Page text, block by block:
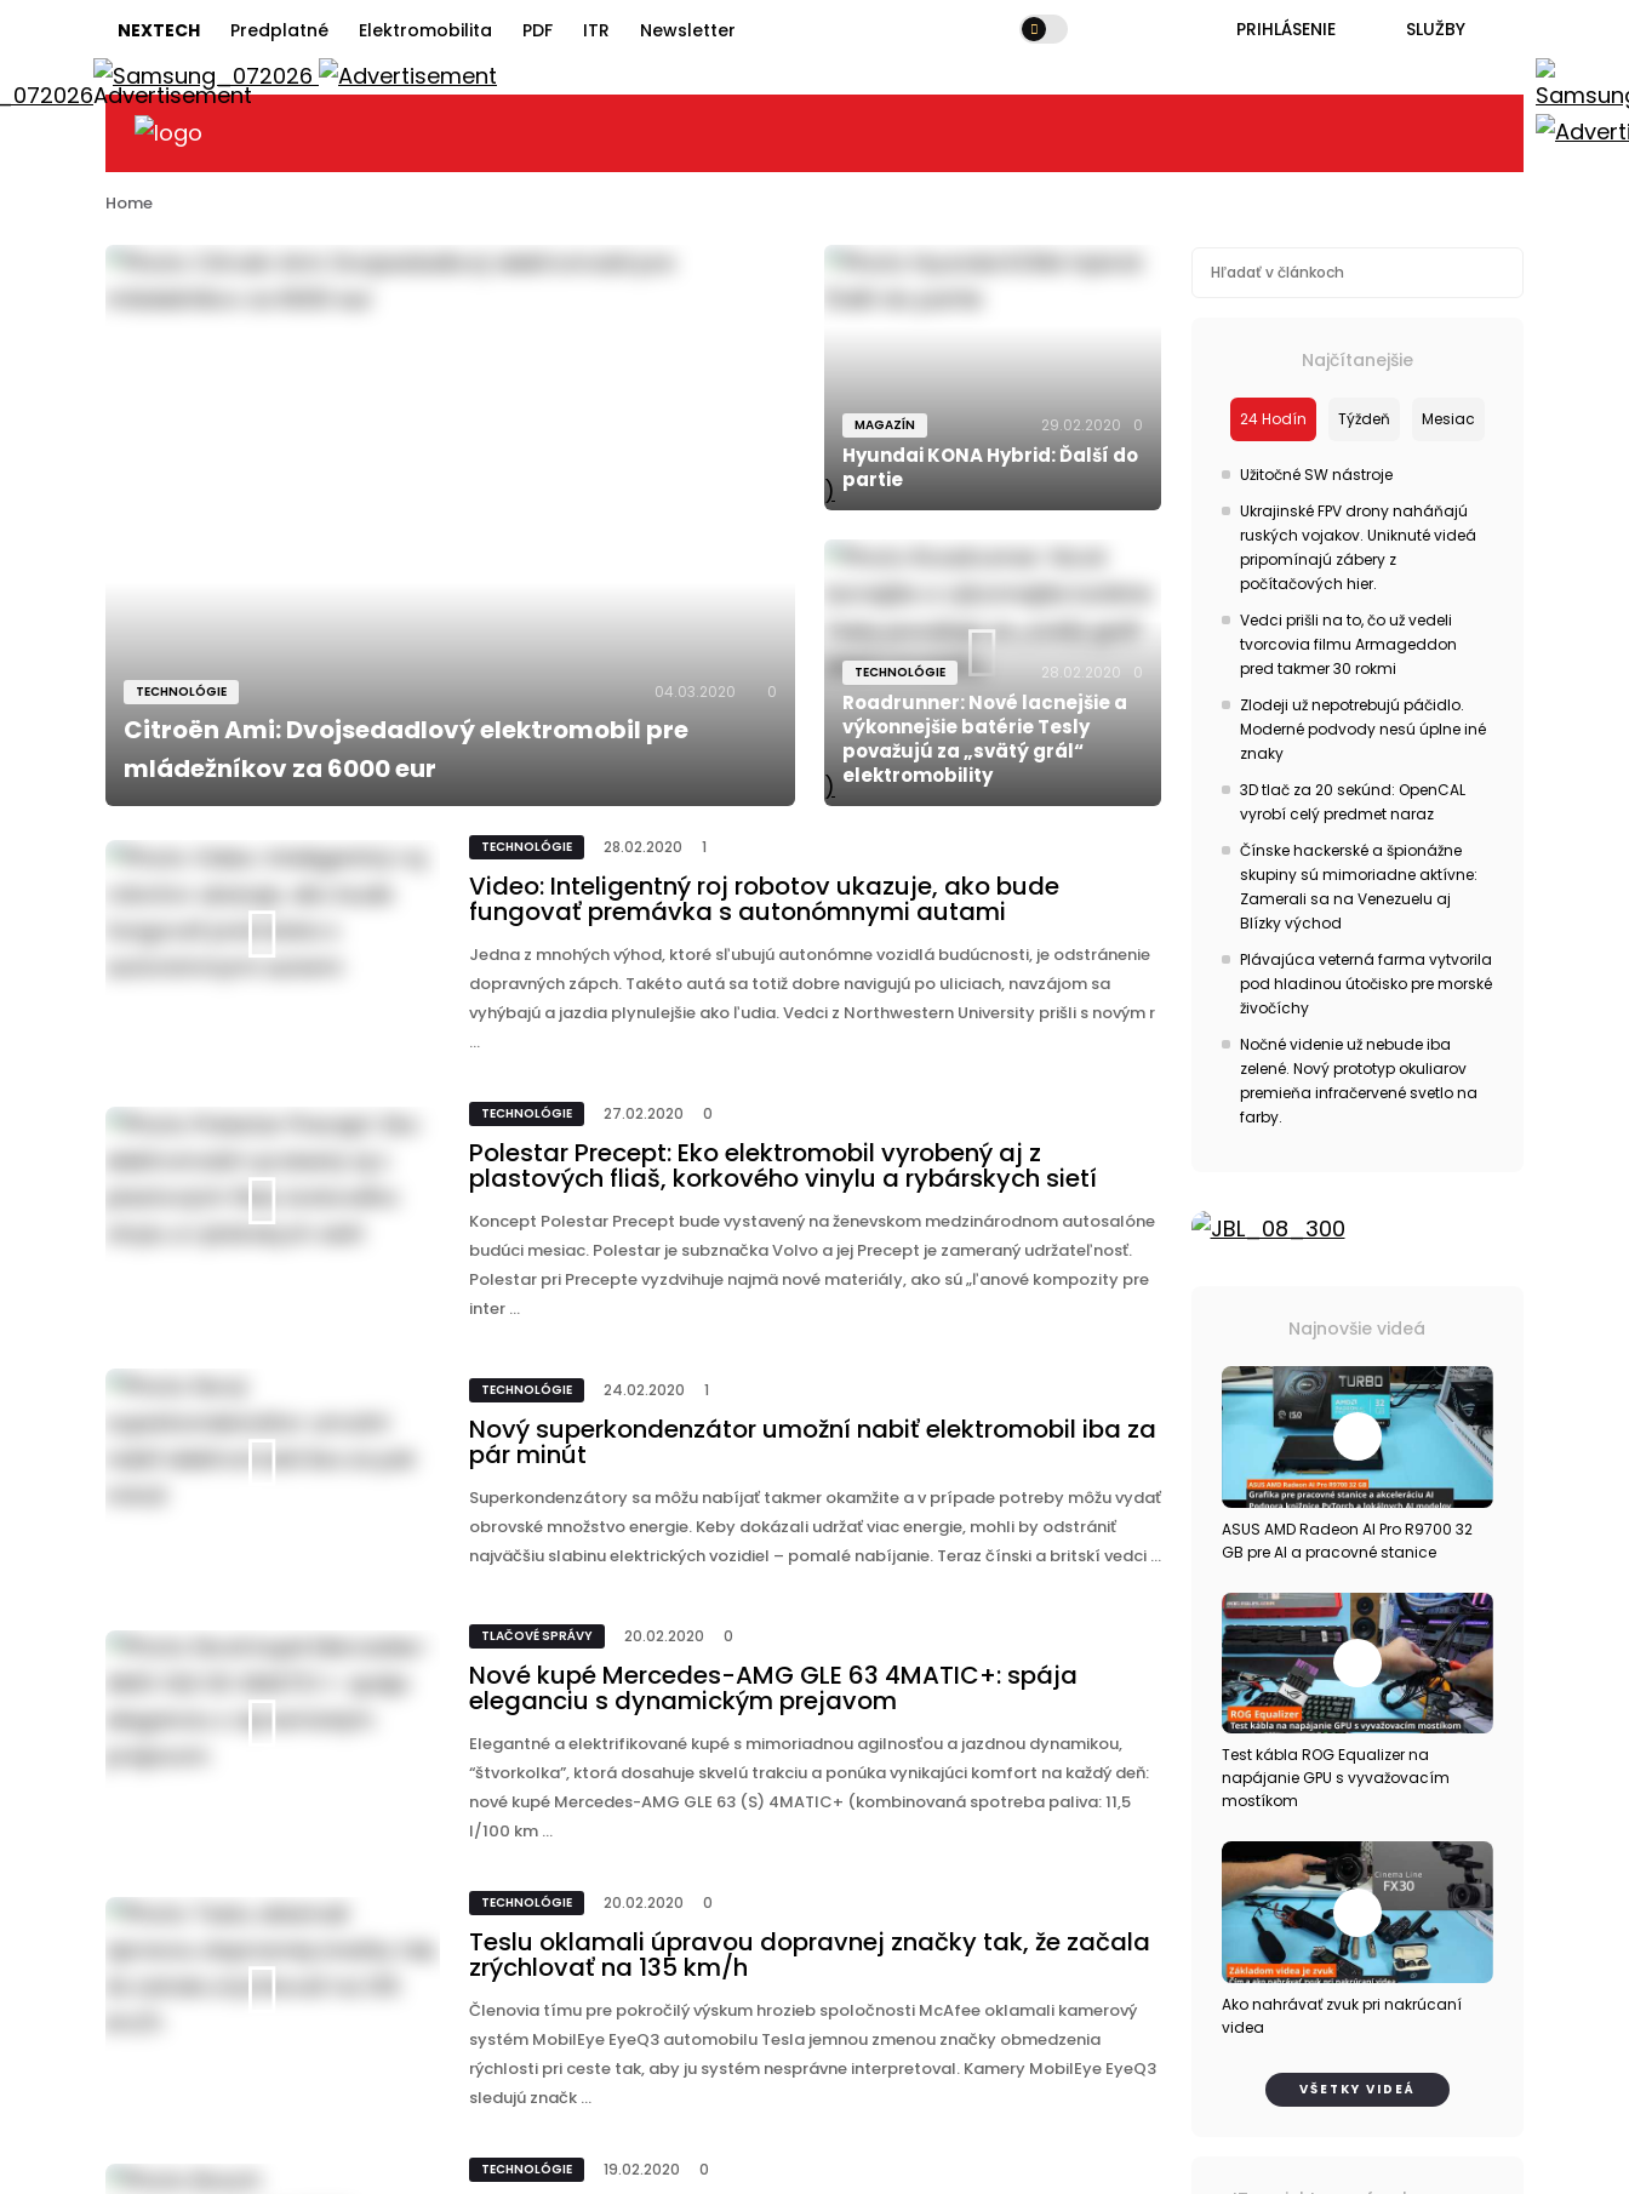
NEXTECH Predplatné Elektromobilita PDF ITR Newsletter PRIHLÁSENIE SLUŽBY
Home
TECHNOLÓGIE 04.03.2020 0
Citroën Ami: Dvojsedadlový elektromobil pre
mládežníkov za 6000 eur
)
MAGAZÍN 29.02.2020 0
Hyundai KONA Hybrid: Ďalší do
partie
)
TECHNOLÓGIE 28.02.2020 0
Roadrunner: Nové lacnejšie a
výkonnejšie batérie Tesly
považujú za „svätý grál“
elektromobility
TECHNOLÓGIE 28.02.2020 1
Video: Inteligentný roj robotov ukazuje, ako bude
fungovať premávka s autonómnymi autami
Jedna z mnohých výhod, ktoré sľubujú autonómne vozidlá budúcnosti, je odstránenie
dopravných zápch. Takéto autá sa totiž dobre navigujú po uliciach, navzájom sa
vyhýbajú a jazdia plynulejšie ako ľudia. Vedci z Northwestern University prišli s novým r
...
TECHNOLÓGIE 27.02.2020 0
Polestar Precept: Eko elektromobil vyrobený aj z
plastových fliaš, korkového vinylu a rybárskych sietí
Koncept Polestar Precept bude vystavený na ženevskom medzinárodnom autosalóne
budúci mesiac. Polestar je subznačka Volvo a jej Precept je zameraný udržateľnosť.
Polestar pri Precepte vyzdvihuje najmä nové materiály, ako sú „ľanové kompozity pre
inter ...
TECHNOLÓGIE 24.02.2020 1
Nový superkondenzátor umožní nabiť elektromobil iba za
pár minút
Superkondenzátory sa môžu nabíjať takmer okamžite a v prípade potreby môžu vydať
obrovské množstvo energie. Keby dokázali udržať viac energie, mohli by odstrániť
najväčšiu slabinu elektrických vozidiel – pomalé nabíjanie. Teraz čínski a britskí vedci ...
TLAČOVÉ SPRÁVY 20.02.2020 0
Nové kupé Mercedes-AMG GLE 63 4MATIC+: spája
eleganciu s dynamickým prejavom
Elegantné a elektrifikované kupé s mimoriadnou agilnosťou a jazdnou dynamikou,
“štvorkolka”, ktorá dosahuje skvelú trakciu a ponúka vynikajúci komfort na každý deň:
nové kupé Mercedes-AMG GLE 63 (S) 4MATIC+ (kombinovaná spotreba paliva: 11,5
l/100 km ...
TECHNOLÓGIE 20.02.2020 0
Teslu oklamali úpravou dopravnej značky tak, že začala
zrýchlovať na 135 km/h
Členovia tímu pre pokročilý výskum hrozieb spoločnosti McAfee oklamali kamerový
systém MobilEye EyeQ3 automobilu Tesla jemnou zmenou značky obmedzenia
rýchlosti pri ceste tak, aby ju systém nesprávne interpretoval. Kamery MobilEye EyeQ3
sledujú značk ...
TECHNOLÓGIE 19.02.2020 0
Najčítanejšie
24 Hodín Týždeň Mesiac
Užitočné SW nástroje
Ukrajinské FPV drony naháňajú
ruských vojakov. Uniknuté videá
pripomínajú zábery z
počítačových hier.
Vedci prišli na to, čo už vedeli
tvorcovia filmu Armageddon
pred takmer 30 rokmi
Zlodeji už nepotrebujú páčidlo.
Moderné podvody nesú úplne iné
znaky
3D tlač za 20 sekúnd: OpenCAL
vyrobí celý predmet naraz
Čínske hackerské a špionážne
skupiny sú mimoriadne aktívne:
Zamerali sa na Venezuelu aj
Blízky východ
Plávajúca veterná farma vytvorila
pod hladinou útočisko pre morské
živočíchy
Nočné videnie už nebude iba
zelené. Nový prototyp okuliarov
premieňa infračervené svetlo na
farby.
Najnovšie videá
ASUS AMD Radeon AI Pro R9700 32
GB pre AI a pracovné stanice
Test kábla ROG Equalizer na
napájanie GPU s vyvažovacím
mostíkom
Ako nahrávať zvuk pri nakrúcaní
videa
VŠETKY VIDEÁ